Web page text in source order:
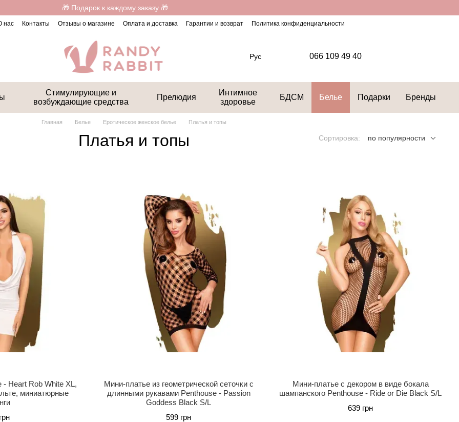
🎁 Подарок к каждому заказу 🎁
нас Контакты Отзывы о магазине Оплата и доставка Гарантии и возврат Политика конфиденциальности
Рус 066 109 49 40
Стимулирующие и
возбуждающие средства
Прелюдия
Интимное
здоровье
БДСМ Белье Подарки Бренды
Главная Белье Еротическое женское белье Платья и топы
Платья и топы Сортировка: по популярности
Heart Rob White XL,
миниатюрные
Мини-платье из геометрической сеточки с
длинными рукавами Penthouse - Passion
Goddess Black S/L
599 грн
Мини-платье с декором в виде бокала
шампанского Penthouse - Ride or Die Black S/L
639 грн